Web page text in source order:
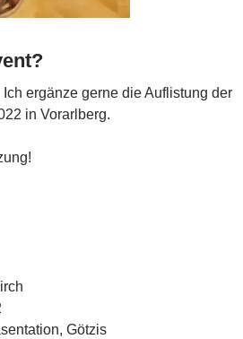
ergänze gerne die Auflistung der
in Vorarlberg.
Götzis